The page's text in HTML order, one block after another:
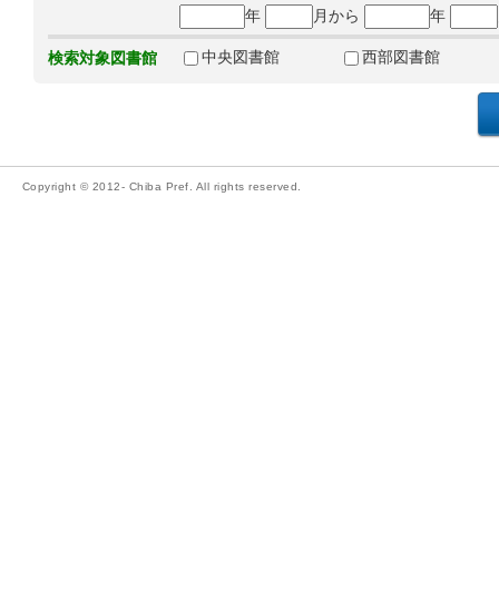
年
月から 年
検索対象図書館 中央図書館 西部図書館
Copyright © 2012- Chiba Pref. All rights reserved.